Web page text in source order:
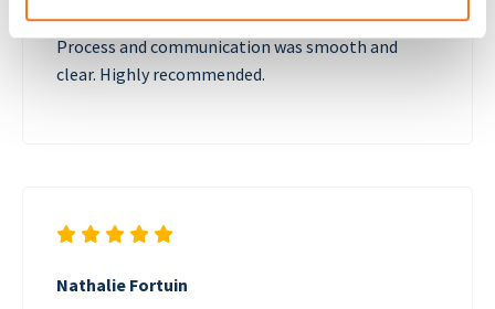
Well printed dibond signs with a lot of detail.
Process and communication was smooth and
clear. Highly recommended.
Nathalie Fortuin